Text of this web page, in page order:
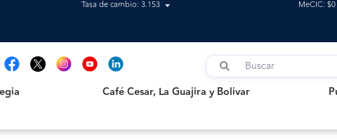
Tasa de cambio: 3.153 MeCIC: $0
Café Cesar, La Guajira y Bolivar